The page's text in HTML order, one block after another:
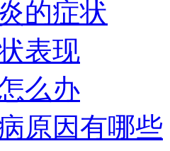
的症状
表现
么办
原因有哪些